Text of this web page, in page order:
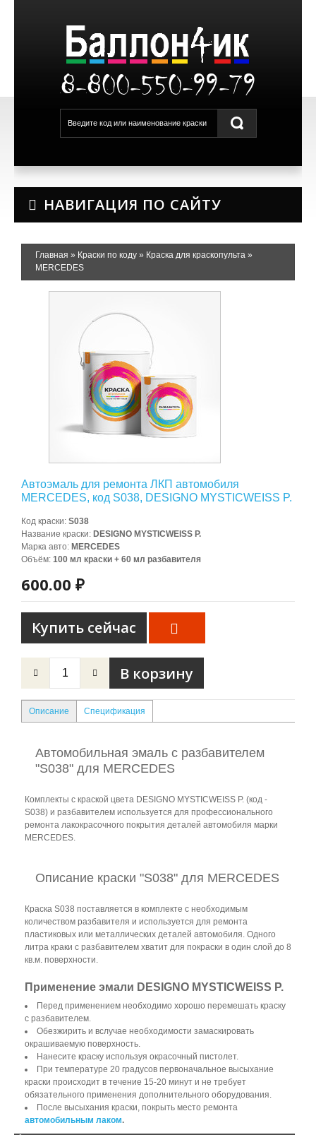
8-800-550-99-79
НАВИГАЦИЯ ПО САЙТУ
Главная » Краски по коду » Краска для краскопульта »
MERCEDES
Автоэмаль для ремонта ЛКП автомобиля
MERCEDES, код S038, DESIGNO MYSTICWEISS P.
Код краски: S038
Название краски: DESIGNO MYSTICWEISS P.
Марка авто: MERCEDES
Объём: 100 мл краски + 60 мл разбавителя
600.00 ₽
Купить сейчас
Описание Спецификация
Автомобильная эмаль с разбавителем
"S038" для MERCEDES
Комплекты с краской цвета DESIGNO MYSTICWEISS P. (код -
S038) и разбавителем используется для профессионального
ремонта лакокрасочного покрытия деталей автомобиля марки
MERCEDES.
Описание краски "S038" для MERCEDES
Краска S038 поставляется в комплекте с необходимым
количеством разбавителя и используется для ремонта
пластиковых или металлических деталей автомобиля. Одного
литра краки с разбавителем хватит для покраски в один слой до 8
кв.м. поверхности.
Применение эмали DESIGNO MYSTICWEISS P.
Перед применением необходимо хорошо перемешать краску
с разбавителем.
Обезжирить и вслучае необходимости замаскировать
окрашиваемую поверхность.
Нанесите краску используя окрасочный пистолет.
При температуре 20 градусов первоначальное высыхание
краски происходит в течение 15-20 минут и не требует
обязательного применения дополнительного оборудования.
После высыхания краски, покрыть место ремонта
автомобильным лаком.